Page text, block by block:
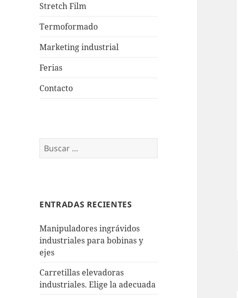
Stretch Film
Termoformado
Marketing industrial
Ferias
Contacto
Buscar:
ENTRADAS RECIENTES
Manipuladores ingrávidos
industriales para bobinas y
ejes
Carretillas elevadoras
industriales. Elige la adecuada